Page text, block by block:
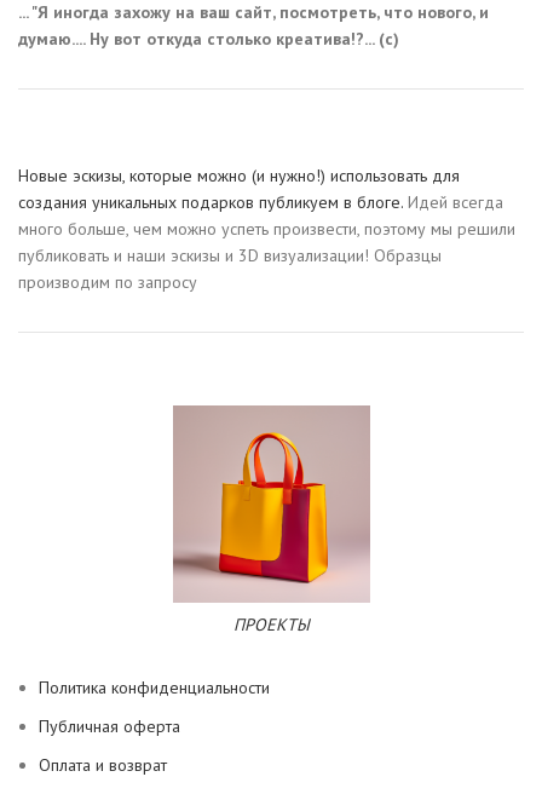
... "Я иногда захожу на ваш сайт, посмотреть, что нового, и
думаю.... Ну вот откуда столько креатива!?... (с)
Новые эскизы, которые можно (и нужно!) использовать для
создания уникальных подарков публикуем в блоге. Идей всегда
много больше, чем можно успеть произвести, поэтому мы решили
публиковать и наши эскизы и 3D визуализации! Образцы
производим по запросу
ПРОЕКТЫ
Политика конфиденциальности
Публичная оферта
Оплата и возврат